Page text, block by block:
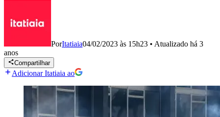
PorItatiaia04/02/2023 às 15h23 • Atualizado há 3
anos
Compartilhar
Adicionar Itatiaia ao